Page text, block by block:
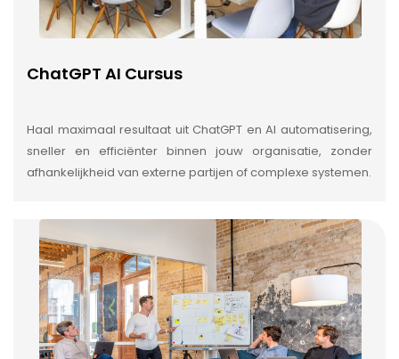
ChatGPT AI Cursus
Haal maximaal resultaat uit ChatGPT en AI automatisering,
sneller en efficiënter binnen jouw organisatie, zonder
afhankelijkheid van externe partijen of complexe systemen.